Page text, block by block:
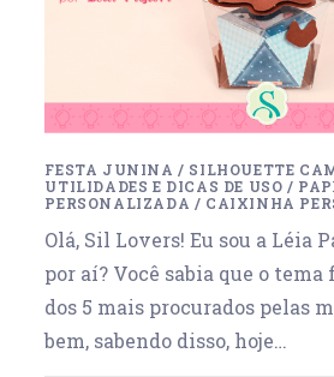
FESTA JUNINA / SILHOUETTE
UTILIDADES E DICAS DE USO /
PERSONALIZADA / CAIXINHA
Olá, Sil Lovers! Eu sou a Léia
por aí? Você sabia que o
dos 5 mais procurados pelas
bem, sabendo disso, hoje…